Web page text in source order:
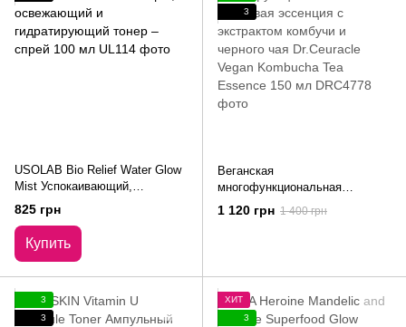
USOLAB Bio Relief Water Glow
Mist Успокаивающий,
освежающий и гидратирующий
тонер – cпрей 100 мл
825 грн
Купить
3
Веганская
многофункциональная
кремовая эссенция с
экстрактом комбучи и черного
1 120 грн 1 400 грн
3
3
ХИТ
3